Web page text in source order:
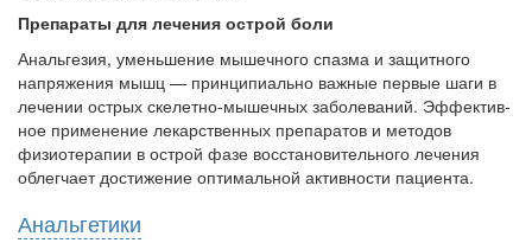
острой кардиотоксичности и
осложнений от...
Закон о праве родителей находиться с детьми в
реанимации внесен в Госдуму
Препараты для лечения острой боли
Анальгезия, уменьшение мышечного спазма и защитного
напряжения мышц — принципи­ально важные первые шаги в
лечении острых скелетно-мышечных заболеваний. Эффектив­
ное применение лекарственных препаратов и методов
физиотерапии в острой фазе восста­новительного лечения
облегчает достижение оптимальной активности пациента.
Анальгетики